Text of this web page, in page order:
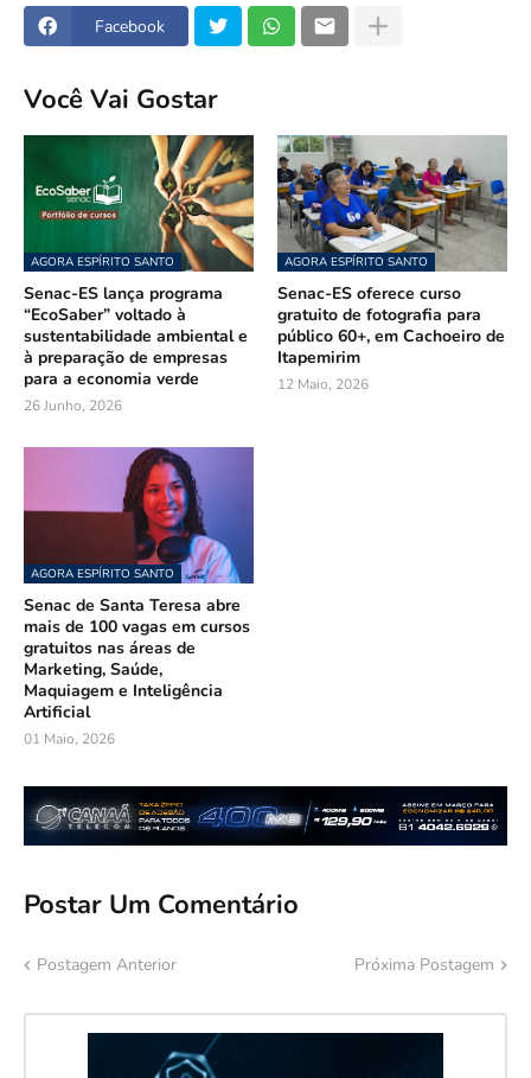
Facebook
Você Vai Gostar
AGORA ESPÍRITO SANTO
Senac-ES lança programa
“EcoSaber” voltado à
sustentabilidade ambiental e
à preparação de empresas
para a economia verde
26 Junho, 2026
AGORA ESPÍRITO SANTO
Senac-ES oferece curso
gratuito de fotografia para
público 60+, em Cachoeiro de
Itapemirim
12 Maio, 2026
AGORA ESPÍRITO SANTO
Senac de Santa Teresa abre
mais de 100 vagas em cursos
gratuitos nas áreas de
Marketing, Saúde,
Maquiagem e Inteligência
Artificial
01 Maio, 2026
Postar Um Comentário
Postagem Anterior Próxima Postagem